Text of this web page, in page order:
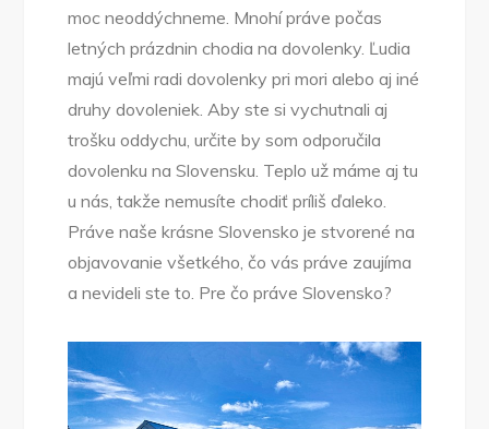
moc neoddýchneme. Mnohí práve počas
letných prázdnin chodia na dovolenky. Ľudia
majú veľmi radi dovolenky pri mori alebo aj iné
druhy dovoleniek. Aby ste si vychutnali aj
trošku oddychu, určite by som odporučila
dovolenku na Slovensku. Teplo už máme aj tu
u nás, takže nemusíte chodiť príliš ďaleko.
Práve naše krásne Slovensko je stvorené na
objavovanie všetkého, čo vás práve zaujíma
a nevideli ste to. Pre čo práve Slovensko?